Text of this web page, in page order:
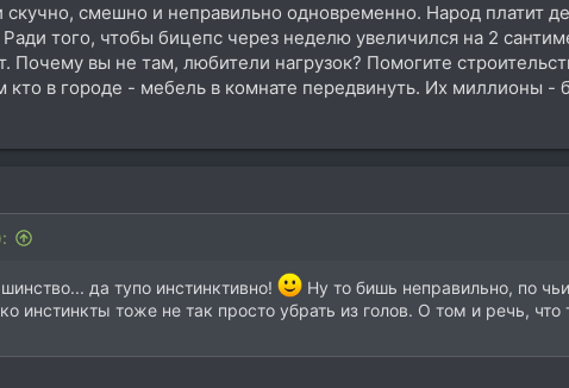
смешно и неправильно одновременно. Народ платит
того, чтобы бицепс через неделю увеличился на 2
Почему вы не там, любители нагрузок? Помогите
кто в городе - мебель в комнате передвинуть. Их миллионы
да тупо инстинктивно!
Ну то бишь неправильно, по
инстинкты тоже не так просто убрать из голов. О том и речь,